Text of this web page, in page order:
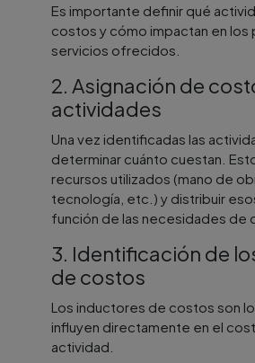
Es importante definir qué
costos y cómo impactan en
servicios ofrecidos.
2. Asignación de
actividades
Una vez identificadas las
determinar cuánto cuestan.
recursos utilizados (mano de
tecnología, etc.) y distribuir
función de las necesidades de
3. Identificación de
de costos
Los inductores de costos son
influyen directamente en el
actividad.